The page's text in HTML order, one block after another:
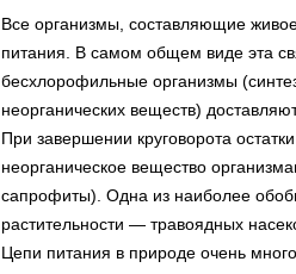
Все организмы, составляющие
питания. В самом общем виде эта
бесхлорофильные организмы
неорганических веществ)
При завершении круговорота
неорганическое вещество
сапрофиты). Одна из наиболее
растительности — травоядных
Цепи питания в природе очень